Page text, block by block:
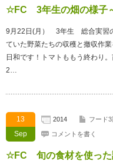
☆FC 3年生の畑の様子
9月22日(月） 3年生 総合実習
ていた野菜たちの収穫と撤収作
日和です！トマトももう終わり
2…
13
Sep
2014 フード3
コメントを書く
☆FC 旬の食材を使った